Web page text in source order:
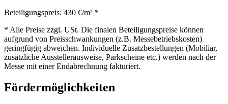
Beteiligungspreis: 430 €/m² *
* Alle Preise zzgl. USt. Die finalen Beteiligungspreise können
aufgrund von Preisschwankungen (z.B. Messebetriebskosten)
geringfügig abweichen. Individuelle Zusatzbestellungen (Mobiliar,
zusätzliche Ausstellerausweise, Parkscheine etc.) werden nach der
Messe mit einer Endabrechnung fakturiert.
Fördermöglichkeiten